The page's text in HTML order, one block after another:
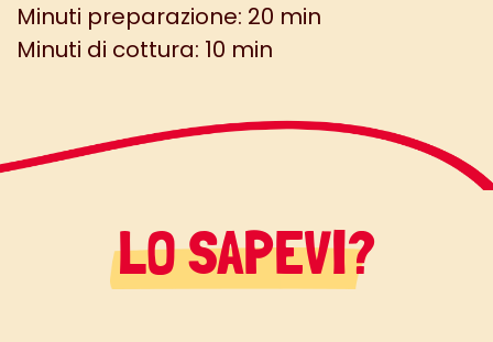
Minuti preparazione: 20 min
Minuti di cottura: 10 min
LO SAPEVI?